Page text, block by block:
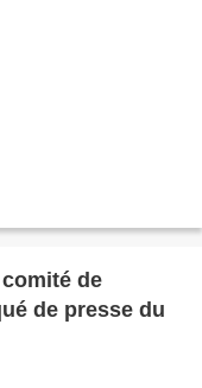
de
de presse du